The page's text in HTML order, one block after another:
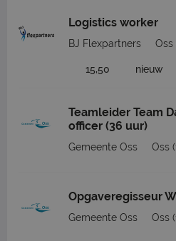
Logistics worker
BJ Flexpartners Oss
15,50 nieuw
Teamleider Team
officer (36 uur)
Gemeente Oss Oss
Opgaveregisseur
Gemeente Oss Oss